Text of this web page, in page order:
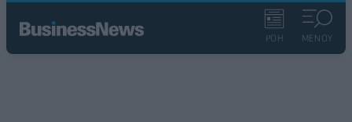
ΡΟΗ ΜΕΝΟΥ